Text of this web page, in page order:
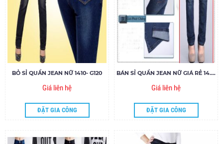
BỎ SỈ QUẦN JEAN NỮ 1410- G120
Giá liên hệ
ĐẶT GIA CÔNG
BÁN SỈ QUẦN JEAN NỮ GIÁ RẺ 14.06- G120
Giá liên hệ
ĐẶT GIA CÔNG